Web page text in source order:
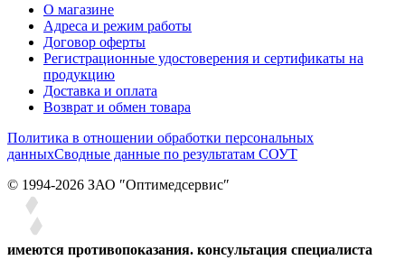
О магазине
Адреса и режим работы
Договор оферты
Регистрационные удостоверения и сертификаты на
продукцию
Доставка и оплата
Возврат и обмен товара
Политика в отношении обработки персональных
данныхСводные данные по результатам СОУТ
© 1994-2026 ЗАО ″Оптимедсервис″
имеются противопоказания. консультация специалиста